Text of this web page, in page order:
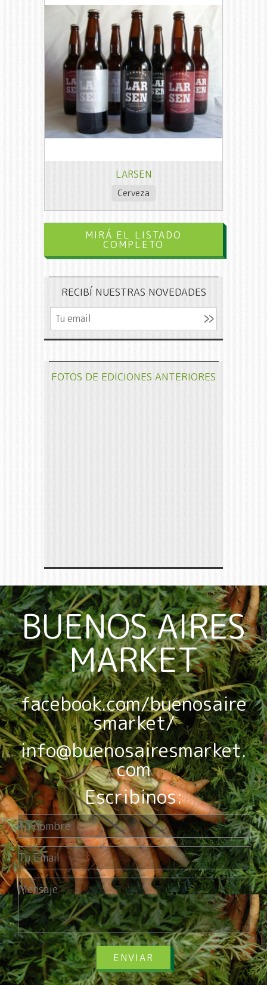
LARSEN
Cerveza
MIRÁ EL LISTADO
COMPLETO
RECIBÍ NUESTRAS NOVEDADES
FOTOS DE EDICIONES ANTERIORES
BUENOS AIRES
MARKET
facebook.com/buenosaire
smarket/
info@buenosairesmarket.
com
Escribinos:
ENVIAR